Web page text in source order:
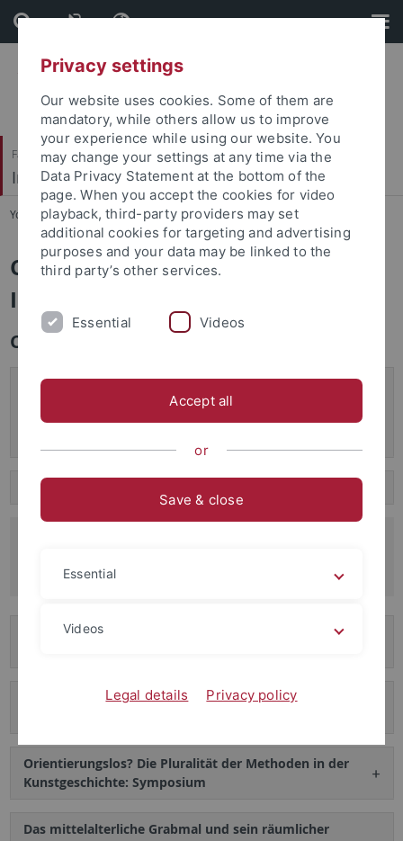
Skip
to
content
Skip
to
footer
Faculty of Humanities
Institute of Art History
You are here: Home ... Seminars and Workshops
Conferences and Workshops of the
Institute of Art History
Conferences
International Conference: The Menorah and the Seven-
branched Candelabrum. Jewish and Christian
Manifestations in the Medieval and Early Modern
Abschiedskolloquium für Dr. Anette Michels
Jubiläumsfeier am 05. Juli 2019
Rethinking Europe: Artistic Production and Discourses
(de)formatio corporis. Der inszenierte Leichnam als
Orientierungslos? Die Pluralität der Methoden in der
Kunstgeschichte: Symposium
Das mittelalterliche Grabmal und sein räumlicher
Privacy settings
Our website uses cookies. Some of them are
mandatory, while others allow us to improve
your experience while using our website. You
may change your settings at any time via the
Data Privacy Statement at the bottom of the
page. When you accept the cookies for video
playback, third-party providers may set
additional cookies for targeting and advertising
purposes and your data may be linked to the
third party’s other services.
Essential Videos
Accept all
or
Save & close
Essential
Videos
Legal details Privacy policy